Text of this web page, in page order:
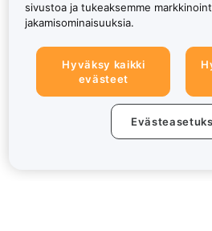
sivustoa ja tukeaksemme
jakamisominaisuuksia.
Hyväksy kaikki
evästeet